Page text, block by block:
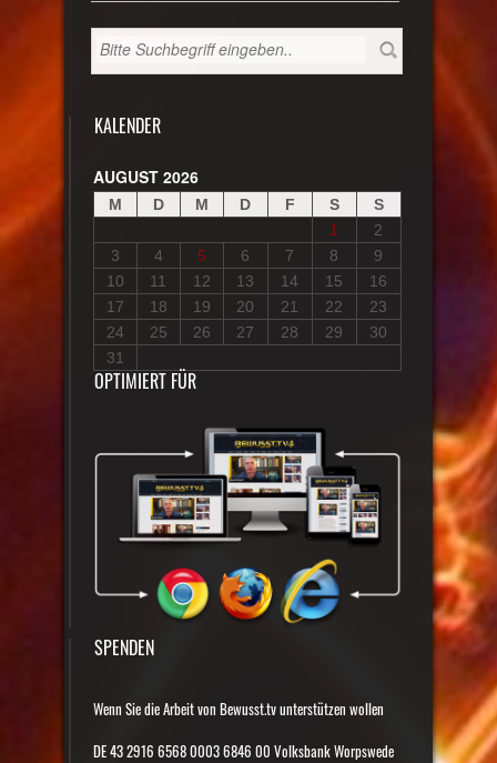
KALENDER
AUGUST 2026
M D M D F S
S
1
2
3
4 5 6 7 8
9
10
11 12 13 14 15
16
17
18 19 20 21 22
23
24
25 26 27 28 29
30
31
OPTIMIERT FÜR
SPENDEN
Wenn Sie die Arbeit von Bewusst.tv unterstützen wollen
DE 43 2916 6568 0003 6846 00 Volksbank Worpswede